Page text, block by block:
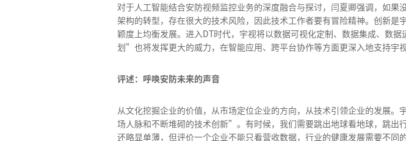
对于人工智能结合安防视频监控业务的深度融合与探讨，闫夏卿强调，如
架构的转型，存在很大的技术风险，因此技术工作者要有冒险精神。创新
颖度上均衡发展。进入DT时代，宇视将以数据可视化定制、数据集成、数
划”也将发挥更大的威力，在智能应用、跨平台协作等方面更深入地支持宇
评述：呼唤安防未来的声音
从文化挖掘企业的价值，从市场定位企业的方向，从技术引领企业的发展
场人脉和不断堆砌的技术创新”。有时候，我们需要跳出地球看地球，跳
还略显单薄，但评价一个企业不能只看营收数据，行业的健康发展需要不